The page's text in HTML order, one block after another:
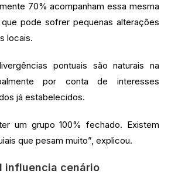
70% acompanham essa mesma
pode sofrer pequenas alterações
locais.
pontuais são naturais na
por conta de interesses
já estabelecidos.
um grupo 100% fechado. Existem
que pesam muito”, explicou.
influencia cenário